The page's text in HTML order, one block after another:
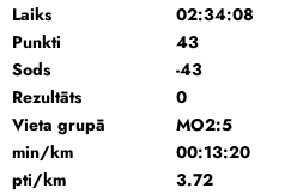
Laiks
02:34:08
Punkti
43
Sods
-43
Rezultāts
0
Vieta grupā
MO2:5
min/km
00:13:20
pti/km
3.72